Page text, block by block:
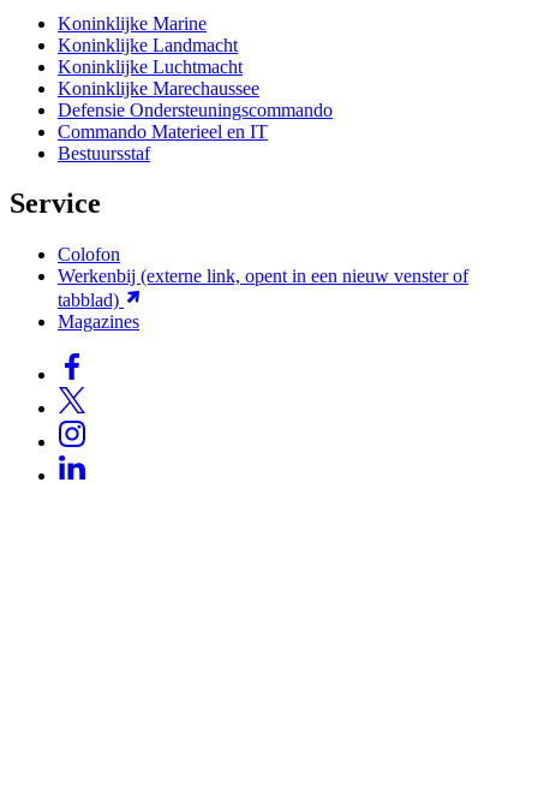
Koninklijke Marine
Koninklijke Landmacht
Koninklijke Luchtmacht
Koninklijke Marechaussee
Defensie Ondersteuningscommando
Commando Materieel en IT
Bestuursstaf
Service
Colofon
Werkenbij (externe link, opent in een nieuw venster of
tabblad)
Magazines